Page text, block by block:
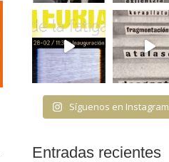
Síguenos en Instagram
Entradas recientes